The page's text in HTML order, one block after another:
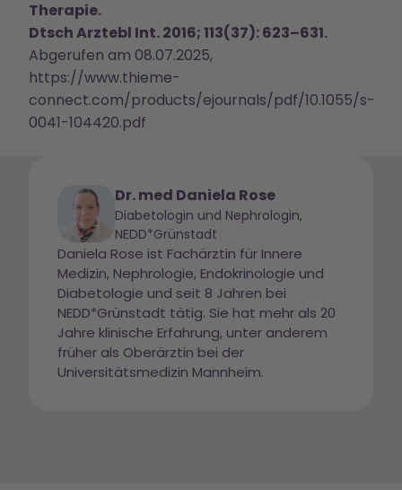
Therapie.
Dtsch Arztebl Int. 2016; 113(37): 623–631.
Abgerufen am 08.07.2025,
https://www.thieme-
connect.com/products/ejournals/pdf/10.1055/s-
0041-104420.pdf
Dr. med Daniela Rose
Diabetologin und Nephrologin,
NEDD*Grünstadt
Daniela Rose ist Fachärztin für Innere
Medizin, Nephrologie, Endokrinologie und
Diabetologie und seit 8 Jahren bei
NEDD*Grünstadt tätig. Sie hat mehr als 20
Jahre klinische Erfahrung, unter anderem
früher als Oberärztin bei der
Universitätsmedizin Mannheim.